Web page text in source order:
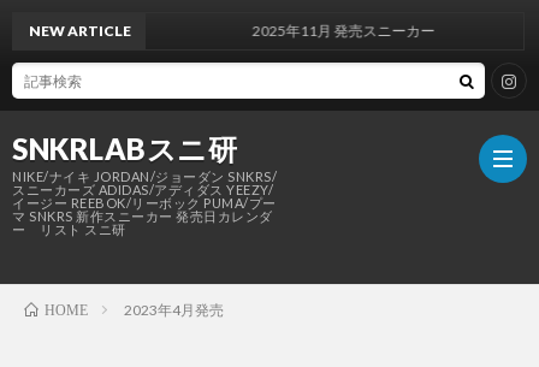
SNKRLABスニ研
NIKE/ナイキ JORDAN/ジョーダン SNKRS/
スニーカーズ ADIDAS/アディダス YEEZY/
イージー REEBOK/リーボック PUMA/プー
マ SNKRS 新作スニーカー 発売日カレンダ
ー リスト スニ研
NEW ARTICLE 2025年11月 発売スニーカー
HOME 2023年4月発売